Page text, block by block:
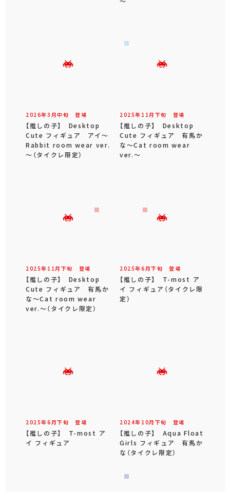
2026年3 月中旬 登場
【推しの子】 Desktop
Cute フィギュア アイ～
Rabbit room wear ver.
～（タイクレ限定）
2025年 11 月 下旬 登場
【推しの子】 Desktop
Cute フィギュア 有馬か
な～Cat room wear
ver.～
2025年 11 月 下旬 登場
【推しの子】 Desktop
Cute フィギュア 有馬か
な～Cat room wear
ver.～（タイクレ限定）
2025年6 月下旬 登場
【推しの子】 T-most ア
イ フィギュア（タイクレ限
定）
2025年6 月下旬 登場
【推しの子】 T-most ア
イ フィギュア
2024年 10月 下旬 登場
【推しの子】 Aqua Float
Girls フィギュア 有馬か
な（タイクレ限定）